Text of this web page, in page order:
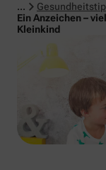
...
Ein Anzeichen –
Kleinkind